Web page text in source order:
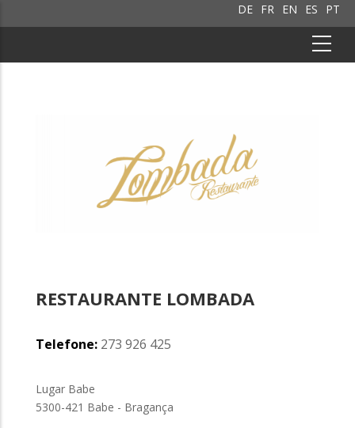
PT
ES
EN
FR
DE
RESTAURANTE LOMBADA
Telefone: 273 926 425
Lugar Babe
5300-421 Babe - Bragança